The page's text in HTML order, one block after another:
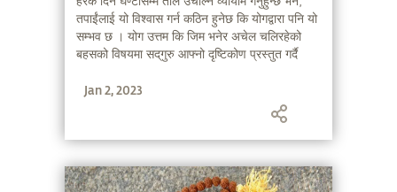
तपाईंलाई यो विश्वास गर्न कठिन हुनेछ कि योगद्वारा पनि यो
सम्भव छ । योग उत्तम कि जिम भनेर अचेल चलिरहेको
बहसको विषयमा सद्‌गुरु आफ्नो दृष्टिकोण प्रस्तुत गर्दै
Jan 2, 2023